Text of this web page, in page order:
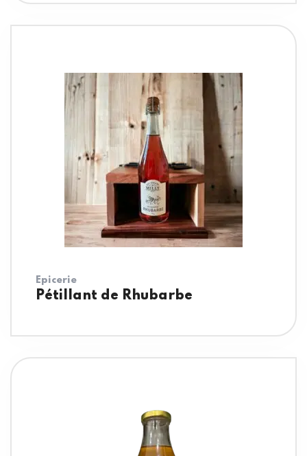
Epicerie
Pétillant de Rhubarbe